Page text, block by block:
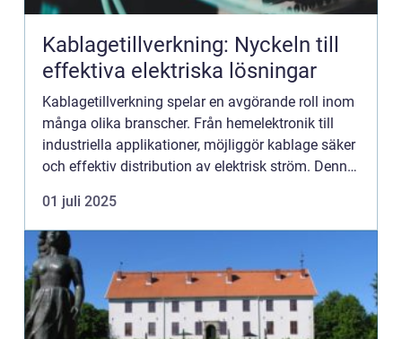
Kablagetillverkning: Nyckeln till
effektiva elektriska lösningar
Kablagetillverkning spelar en avgörande roll inom
många olika branscher. Från hemelektronik till
industriella applikationer, möjliggör kablage säker
och effektiv distribution av elektrisk ström. Denna
01 juli 2025